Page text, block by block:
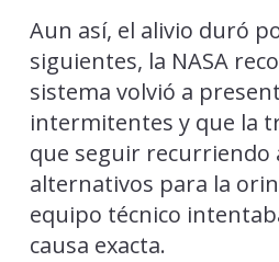
Aun así, el alivio duró
siguientes, la NASA
sistema volvió a
intermitentes y que la
que seguir recurriendo
alternativos para la
equipo técnico
causa exacta.